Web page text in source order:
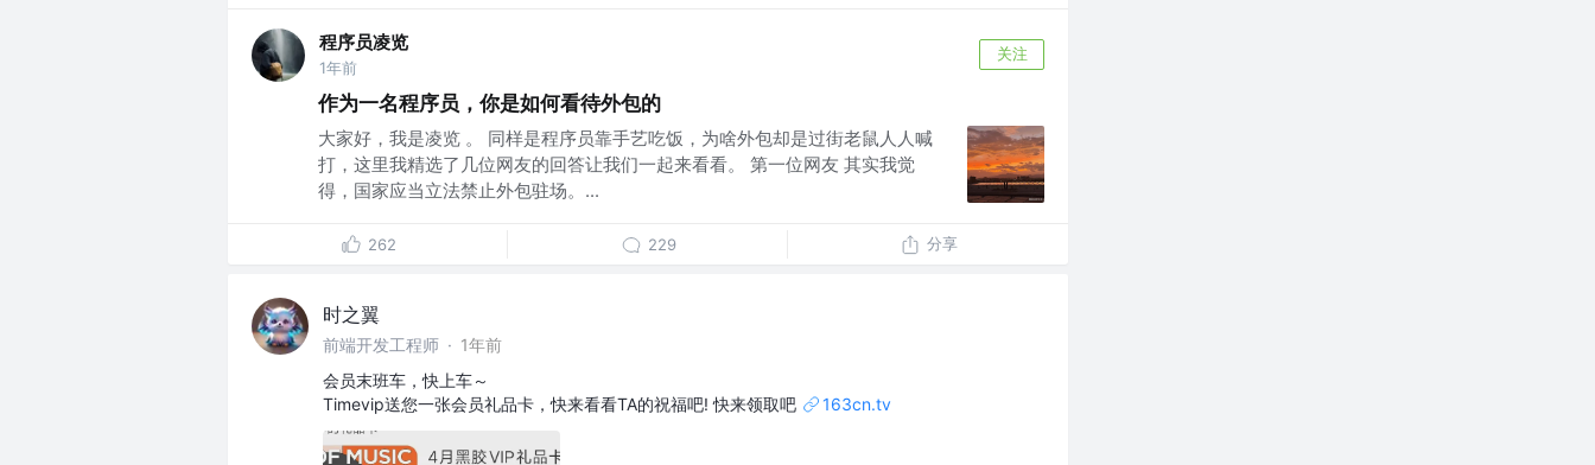
程序员凌览
1年前
关注
作为一名程序员，你是如何看待外包的
大家好，我是凌览 。 同样是程序员靠手艺吃饭，为啥外包却是过街老鼠人人喊
打，这里我精选了几位网友的回答让我们一起来看看。 第一位网友 其实我觉
得，国家应当立法禁止外包驻场。...
262 229 分享
时之翼
前端开发工程师 · 1年前
会员末班车，快上车～
Timevip送您一张会员礼品卡，快来看看TA的祝福吧! 快来领取吧
163cn.tv